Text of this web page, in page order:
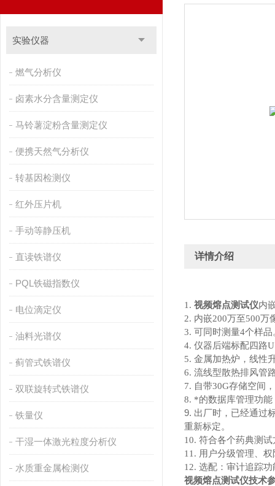
实验仪器
燃气分析仪
卤素水分含量测定仪
马铃薯淀粉含量测定仪
便携天然气分析仪
转基因检测仪
红外压片机
手动等静压机
直读铁谱仪
PQL铁磁指数仪
电位滴定仪
油料光谱仪
蓟管式铁谱仪
双联旋转式铁谱仪
铁量仪
干湿一体激光粒度分析仪
水质重金属检测仪
详情介绍
1. 视频熔点测试仪内
2. 内嵌200万至500万
3. 可同时测量4个样品
4. 仪器后端标配四路
5. 金属加热炉，线性
6. 流线型散热排风管
7. 自带30G存储空间
8. *的数据库管理功
9. 出厂时，已经通过
重新标定。
10. 符合各个药典测试
11. 用户分级管理、
12. 选配：审计追踪功
视频熔点测试仪技术